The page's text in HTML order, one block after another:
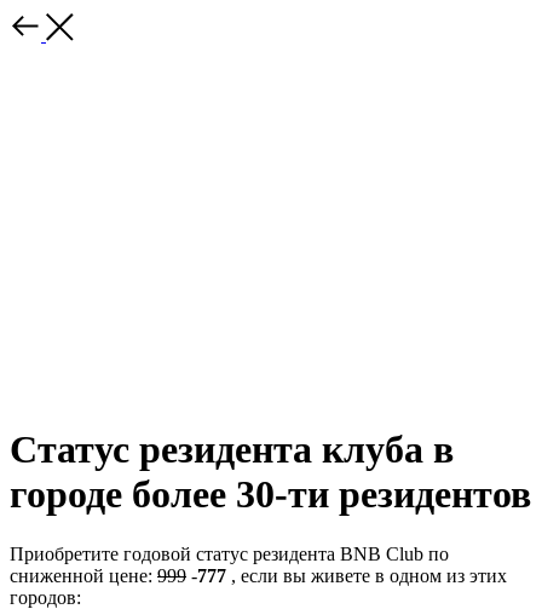
Статус резидента клуба в
городе более 30-ти резидентов
Приобретите годовой статус резидента BNB Club по
сниженной цене: 999 -777 , если вы живете в одном из этих
городов: